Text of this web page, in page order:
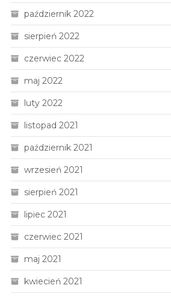
październik 2022
sierpień 2022
czerwiec 2022
maj 2022
luty 2022
listopad 2021
październik 2021
wrzesień 2021
sierpień 2021
lipiec 2021
czerwiec 2021
maj 2021
kwiecień 2021